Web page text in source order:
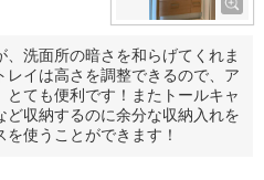
洗面所の暗さを和らげてくれま
レイは高さを調整できるので、ア
とても便利です！またトールキャ
ど収納するのに余分な収納入れを
使うことができます！